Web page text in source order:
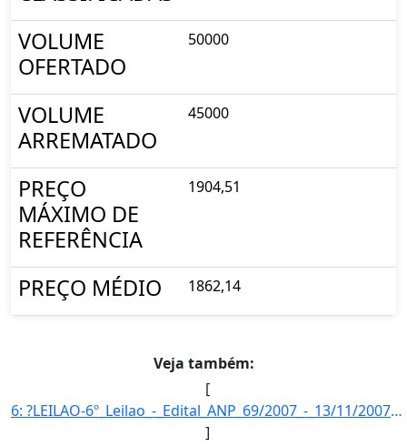
VOLUME
OFERTADO
50000
VOLUME
ARREMATADO
45000
PREÇO
MÁXIMO DE
REFERÊNCIA
1904,51
PREÇO MÉDIO 1862,14
Veja também:
[
6: ?LEILAO-6º_Leilao_-_Edital_ANP_69/2007_-_13/11/2007-FASE_DA_MISTURA-Fase_da_mistura_obrigatoria_(2%_]
]